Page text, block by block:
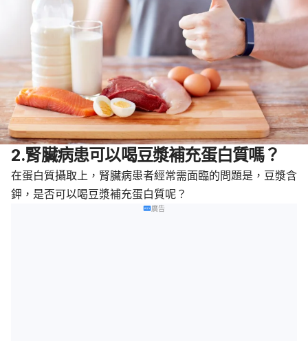
2.腎臟病患可以喝豆漿補充蛋白質嗎？
在蛋白質攝取上，腎臟病患者經常需面臨的問題是，豆漿含
鉀，是否可以喝豆漿補充蛋白質呢？
廣告